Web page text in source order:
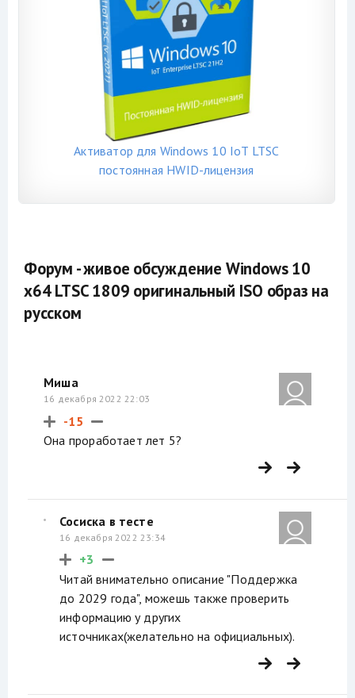
Активатор для Windows 10 IoT LTSC
постоянная HWID-лицензия
Форум - живое обсуждение Windows 10
x64 LTSC 1809 оригинальный ISO образ на
русском
Миша
16 декабря 2022 22:03
-15
Она проработает лет 5?
Сосиска в тесте
16 декабря 2022 23:34
+3
Читай внимательно описание "Поддержка
до 2029 года", можешь также проверить
информацию у других
источниках(желательно на официальных).